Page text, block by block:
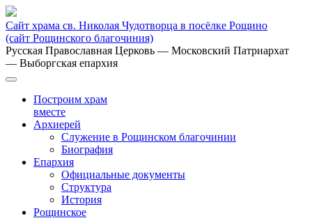
Сайт храма св. Николая Чудотворца в посёлке Рощино
(сайт Рощинского благочиния)
Русская Православная Церковь — Московский Патриархат
— Выборгская епархия
Построим храм
вместе
Архиерей
Служение в Рощинском благочинии
Биография
Епархия
Официальные документы
Структура
История
Рощинское